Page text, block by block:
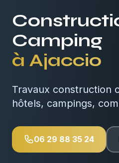
Camping
à Ajaccio
Travaux construction
hôtels, campings,
06 29 88 35 24